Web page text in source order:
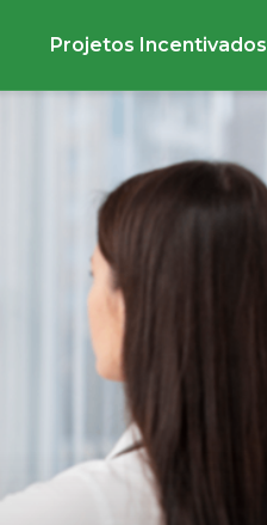
Projetos Incentivados